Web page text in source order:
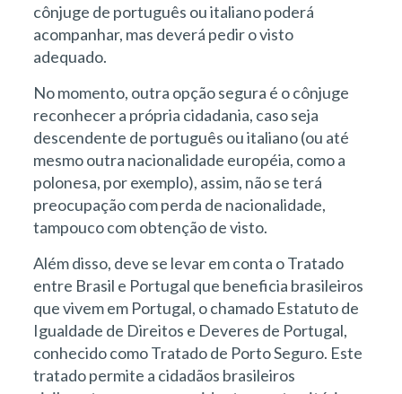
cônjuge de português ou italiano poderá
acompanhar, mas deverá pedir o visto
adequado.
No momento, outra opção segura é o cônjuge
reconhecer a própria cidadania, caso seja
descendente de português ou italiano (ou até
mesmo outra nacionalidade européia, como a
polonesa, por exemplo), assim, não se terá
preocupação com perda de nacionalidade,
tampouco com obtenção de visto.
Além disso, deve se levar em conta o Tratado
entre Brasil e Portugal que beneficia brasileiros
que vivem em Portugal, o chamado Estatuto de
Igualdade de Direitos e Deveres de Portugal,
conhecido como Tratado de Porto Seguro. Este
tratado permite a cidadãos brasileiros